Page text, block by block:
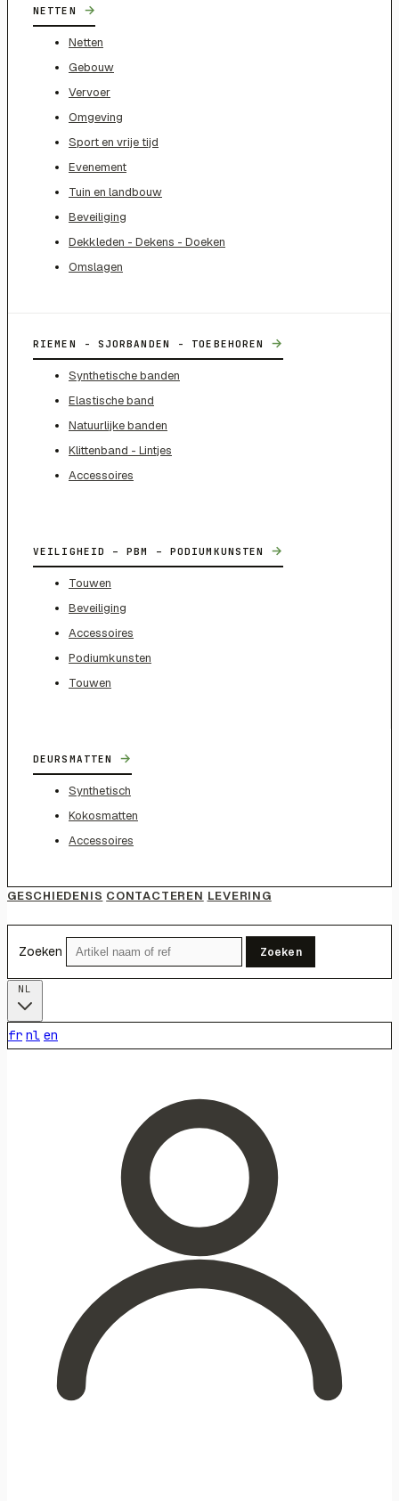
NETTEN →
Netten
Gebouw
Vervoer
Omgeving
Sport en vrije tijd
Evenement
Tuin en landbouw
Beveiliging
Dekkleden - Dekens - Doeken
Omslagen
RIEMEN - SJORBANDEN - TOEBEHOREN →
Synthetische banden
Elastische band
Natuurlijke banden
Klittenband - Lintjes
Accessoires
VEILIGHEID – PBM – PODIUMKUNSTEN →
Touwen
Beveiliging
Accessoires
Podiumkunsten
Touwen
DEURSMATTEN →
Synthetisch
Kokosmatten
Accessoires
GESCHIEDENIS CONTACTEREN LEVERING
Zoeken Zoeken
fr nl en